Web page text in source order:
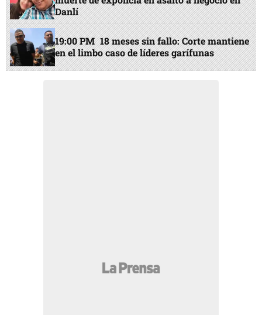
Danlí
19:00 PM 18 meses sin fallo: Corte mantiene
en el limbo caso de líderes garífunas